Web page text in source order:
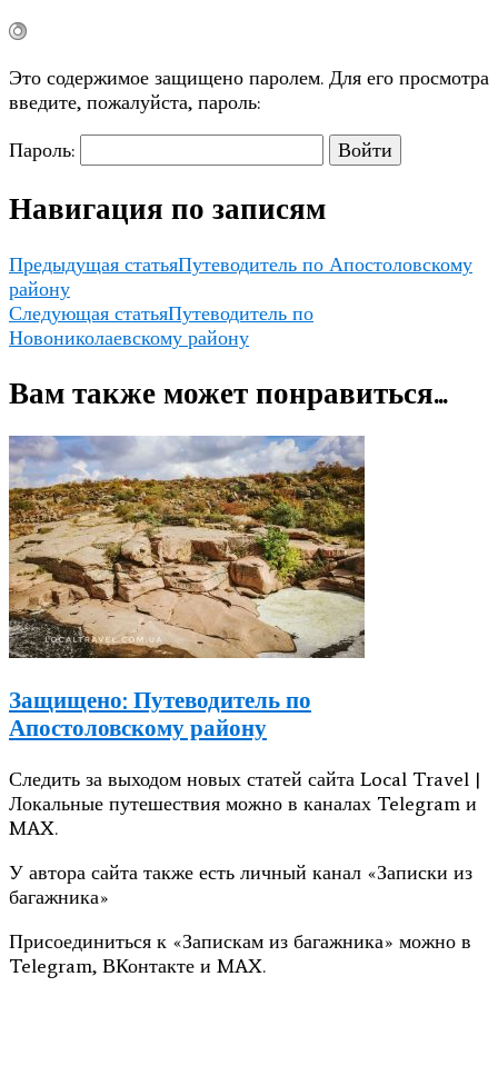
Это содержимое защищено паролем. Для его просмотра
введите, пожалуйста, пароль:
Пароль:
Навигация по записям
Предыдущая статьяПутеводитель по Апостоловскому
району
Следующая статьяПутеводитель по
Новониколаевскому району
Вам также может понравиться...
Защищено: Путеводитель по
Апостоловскому району
Следить за выходом новых статей сайта Local Travel |
Локальные путешествия можно в каналах Telegram и
MAX.
У автора сайта также есть личный канал «Записки из
багажника»
Присоединиться к «Запискам из багажника» можно в
Telegram, ВКонтакте и MAX.